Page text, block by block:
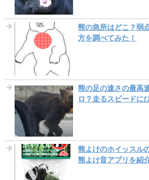
熊の急所はどこ？弱
方を調べてみた！
熊の足の速さの最高
ロ？走るスピードに
熊よけのホイッスル
熊よけ音アプリを紹